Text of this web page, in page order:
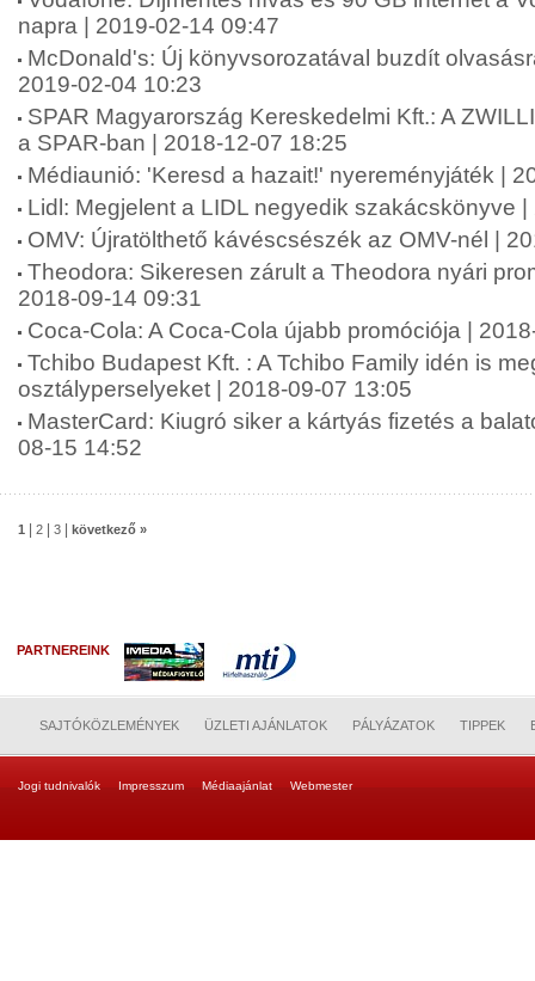
napra | 2019-02-14 09:47
McDonald's: Új könyvsorozatával buzdít
2019-02-04 10:23
SPAR Magyarország Kereskedelmi Kft.: A
a SPAR-ban | 2018-12-07 18:25
Médiaunió: 'Keresd a hazait!' nyereményjáték |
Lidl: Megjelent a LIDL negyedik szakácskönyve
OMV: Újratölthető kávéscsészék az OMV-nél |
Theodora: Sikeresen zárult a Theodora nyári
2018-09-14 09:31
Coca-Cola: A Coca-Cola újabb promóciója |
Tchibo Budapest Kft. : A Tchibo Family idén is
osztályperselyeket | 2018-09-07 13:05
MasterCard: Kiugró siker a kártyás fizetés a
08-15 14:52
1 2 3 következő »
PARTNEREINK
SAJTÓKÖZLEMÉNYEK ÜZLETI AJÁNLATOK PÁLYÁZATOK TIPPEK
Jogi tudnivalók Impresszum Médiaajánlat Webmester